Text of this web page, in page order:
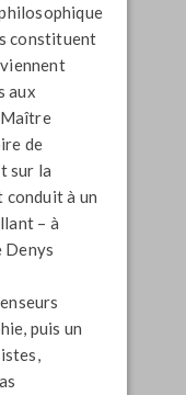
constituent
aux
Maître
de
sur la
conduit à un
– à
Denys
, puis un